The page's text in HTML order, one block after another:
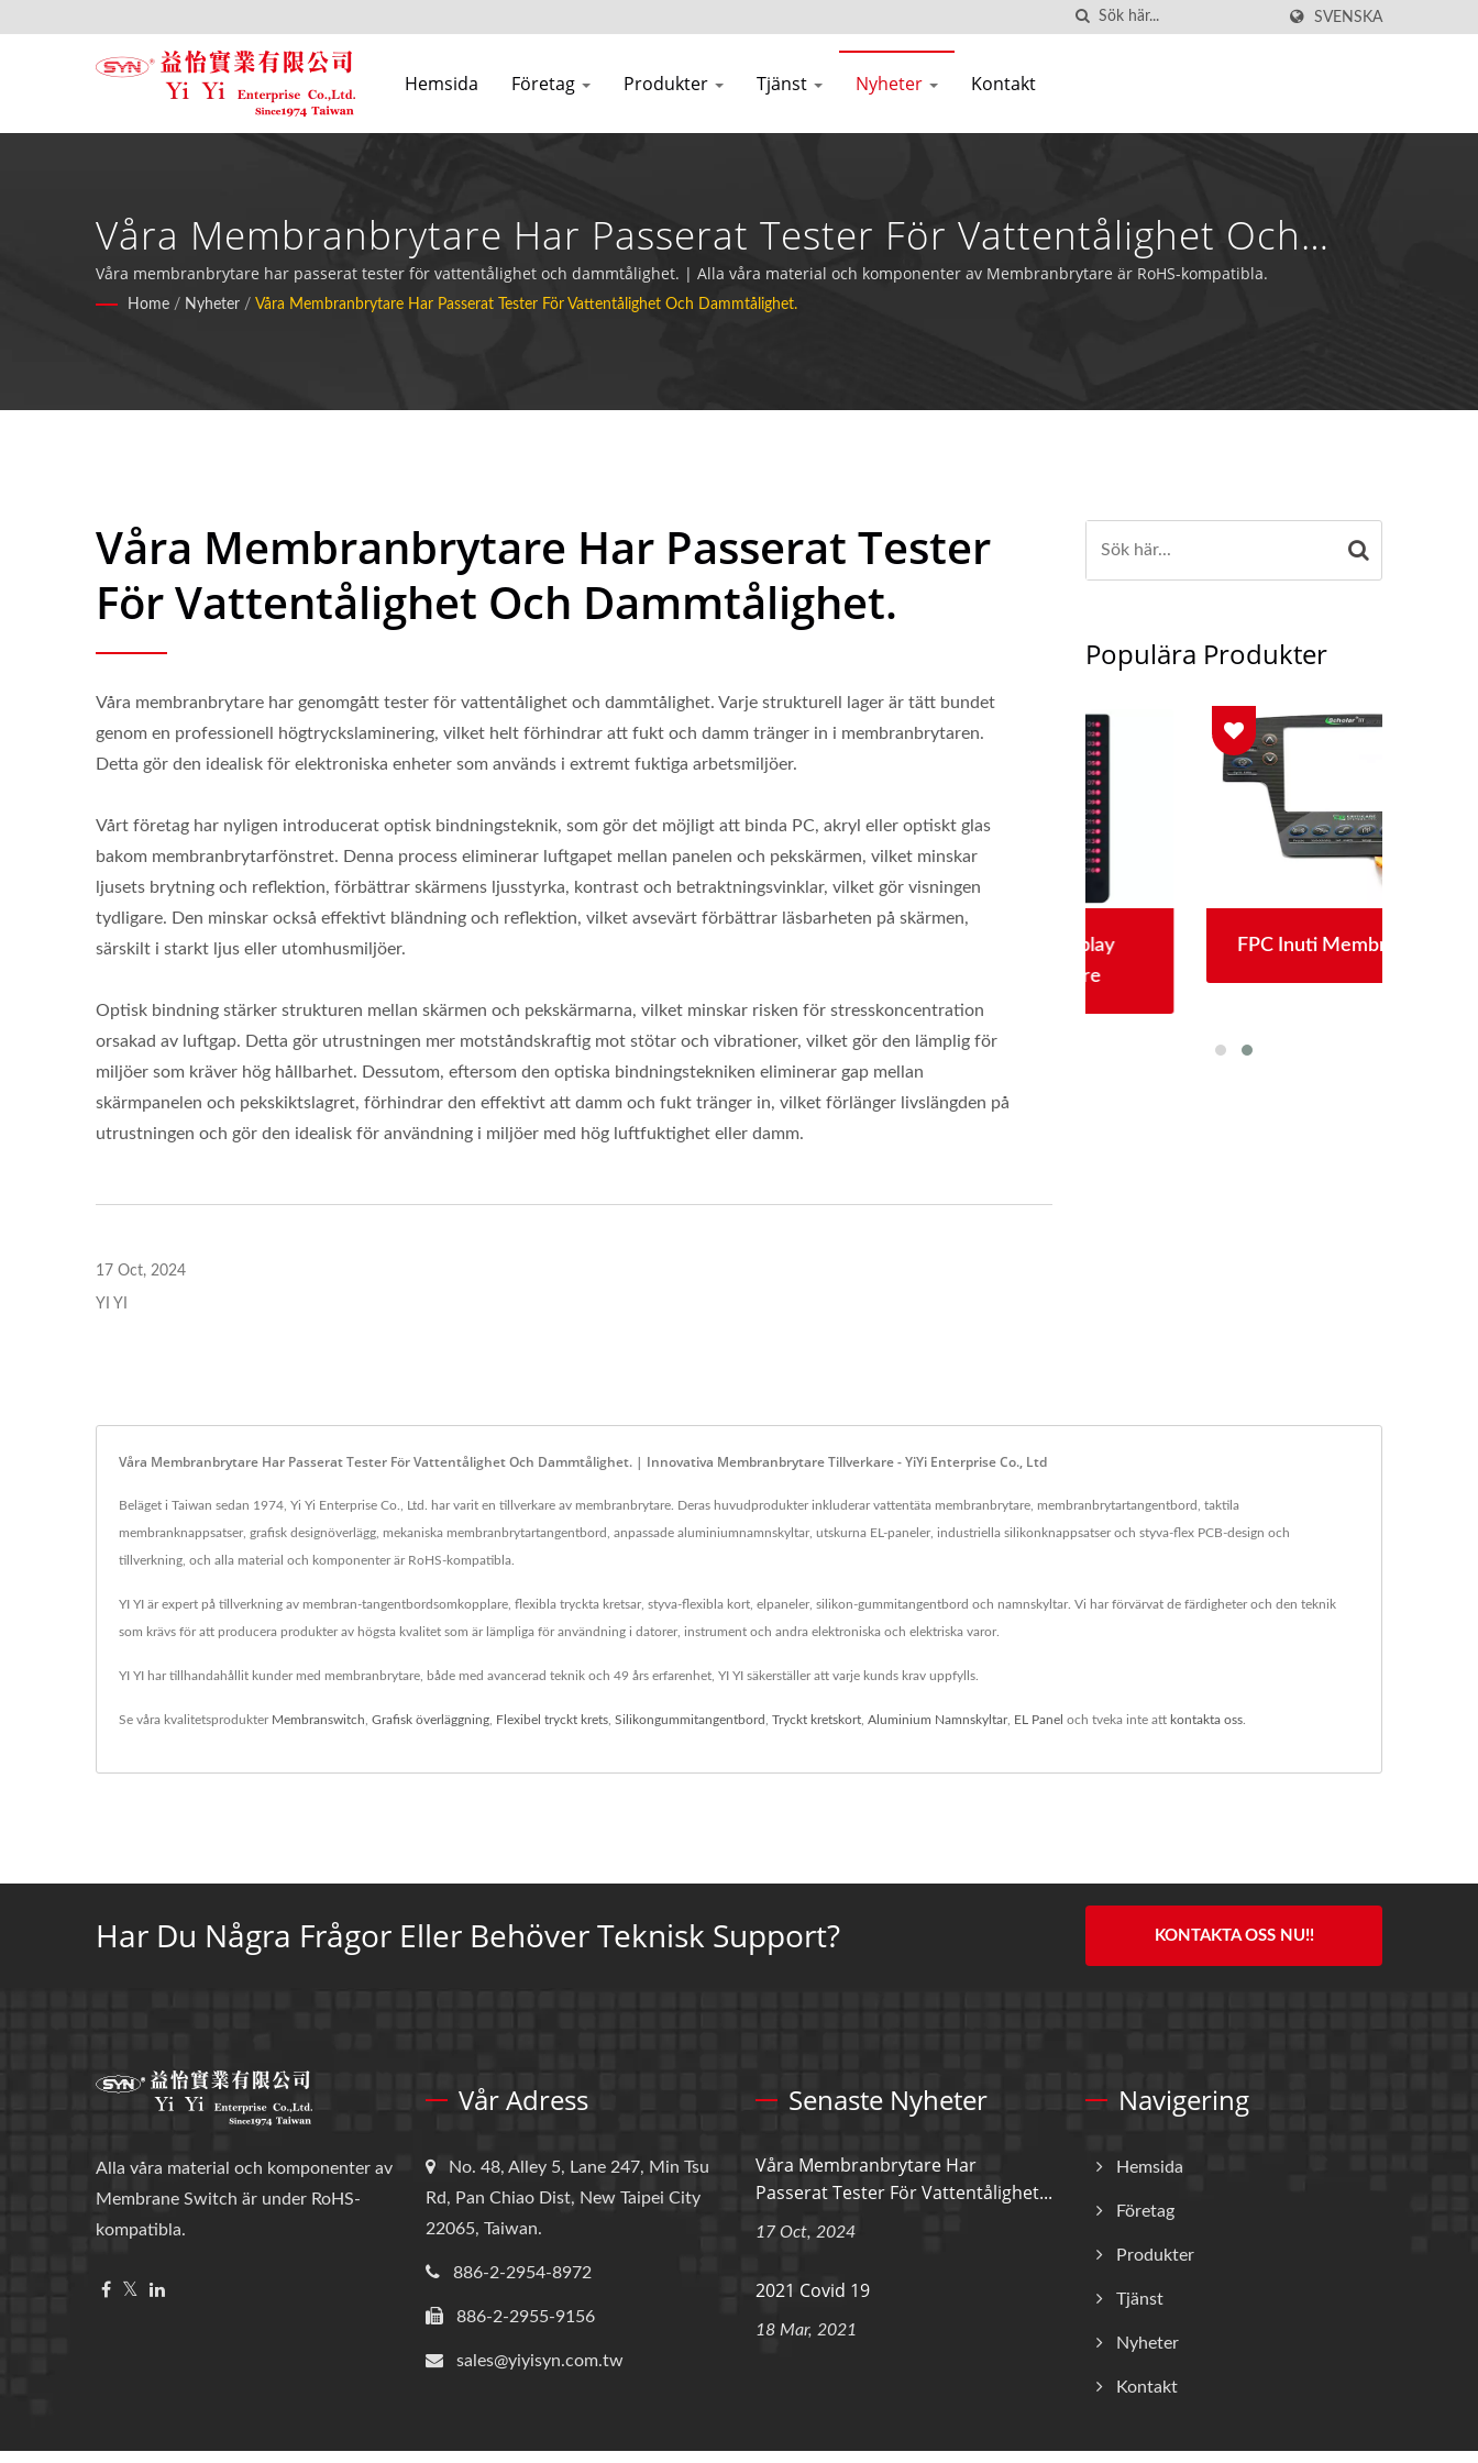
SVENSKA
Hemsida Företag Produkter Tjänst Nyheter Kontakt
Våra Membranbrytare Har Passerat Tester För Vattentålighet Och
Dammtålighet. | Innovativ Tillverkare Av Membranbrytare - YiYi
Våra membranbrytare har passerat tester för vattentålighet och dammtålighet. | Alla våra material och komponenter av Membranbrytare är RoHS-kompatibla.
Home / Nyheter / Våra Membranbrytare Har Passerat Tester För Vattentålighet Och Dammtålighet.
Våra Membranbrytare Har Passerat Tester
För Vattentålighet Och Dammtålighet.
Våra membranbrytare har genomgått tester för vattentålighet och dammtålighet. Varje strukturell lager är tätt bundet
genom en professionell högtryckslaminering, vilket helt förhindrar att fukt och damm tränger in i membranbrytaren.
Detta gör den idealisk för elektroniska enheter som används i extremt fuktiga arbetsmiljöer.
Vårt företag har nyligen introducerat optisk bindningsteknik, som gör det möjligt att binda PC, akryl eller optiskt glas
bakom membranbrytarfönstret. Denna process eliminerar luftgapet mellan panelen och pekskärmen, vilket minskar
ljusets brytning och reflektion, förbättrar skärmens ljusstyrka, kontrast och betraktningsvinklar, vilket gör visningen
tydligare. Den minskar också effektivt bländning och reflektion, vilket avsevärt förbättrar läsbarheten på skärmen,
särskilt i starkt ljus eller utomhusmiljöer.
Optisk bindning stärker strukturen mellan skärmen och pekskärmarna, vilket minskar risken för stresskoncentration
orsakad av luftgap. Detta gör utrustningen mer motståndskraftig mot stötar och vibrationer, vilket gör den lämplig för
miljöer som kräver hög hållbarhet. Dessutom, eftersom den optiska bindningstekniken eliminerar gap mellan
skärmpanelen och pekskiktslagret, förhindrar den effektivt att damm och fukt tränger in, vilket förlänger livslängden på
utrustningen och gör den idealisk för användning i miljöer med hög luftfuktighet eller damm.
17 Oct, 2024
YI YI
Populära Produkter
Sju Segment Display
FPC Inuti Membranbrytare
Våra Membranbrytare Har Passerat Tester För Vattentålighet Och Dammtålighet. | Innovativa Membranbrytare Tillverkare - YiYi Enterprise Co., Ltd
Beläget i Taiwan sedan 1974, Yi Yi Enterprise Co., Ltd. har varit en tillverkare av membranbrytare. Deras huvudprodukter inkluderar vattentäta membranbrytare, membranbrytartangentbord, taktila
membranknappsatser, grafisk designöverlägg, mekaniska membranbrytartangentbord, anpassade aluminiumnamnskyltar, utskurna EL-paneler, industriella silikonknappsatser och styva-flex PCB-design och
tillverkning, och alla material och komponenter är RoHS-kompatibla.
YI YI är expert på tillverkning av membran-tangentbordsomkopplare, flexibla tryckta kretsar, styva-flexibla kort, elpaneler, silikon-gummitangentbord och namnskyltar. Vi har förvärvat de färdigheter och den teknik
som krävs för att producera produkter av högsta kvalitet som är lämpliga för användning i datorer, instrument och andra elektroniska och elektriska varor.
YI YI har tillhandahållit kunder med membranbrytare, både med avancerad teknik och 49 års erfarenhet, YI YI säkerställer att varje kunds krav uppfylls.
Se våra kvalitetsprodukter Membranswitch Grafisk överläggning Flexibel tryckt krets Silikongummitangentbord Tryckt kretskort Aluminium Namnskyltar, EL Panel och tveka inte att kontakta oss
Har Du Några Frågor Eller Behöver Teknisk Support? KONTAKTA OSS NU!!
Alla våra material och komponenter av
Membrane Switch är under RoHS-
kompatibla.
Vår Adress
No. 48, Alley 5, Lane 247, Min Tsu
Rd, Pan Chiao Dist, New Taipei City
22065, Taiwan.
886-2-2954-8972
886-2-2955-9156
sales@yiyisyn.com.tw
Senaste Nyheter
Våra Membranbrytare Har
Passerat Tester För Vattentålighet...
17 Oct, 2024
2021 Covid 19
18 Mar, 2021
Navigering
Hemsida
Företag
Produkter
Tjänst
Nyheter
Kontakt